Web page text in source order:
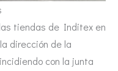
tiendas de Inditex en
dirección de la
con la junta